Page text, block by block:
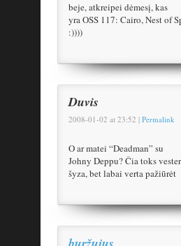
beje, atkreipei dėmesį, kas
yra OSS 117: Cairo, Nest of
:))))
Duvis
2008-01-02 at 23:52 | Permalink
O ar matei “Deadman” su
Johny Deppu? Čia toks
šyza, bet labai verta pažiūrėt